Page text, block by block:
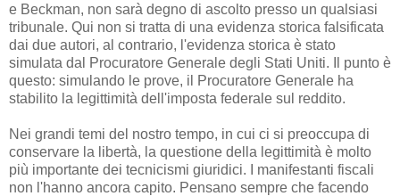
e Beckman, non sarà degno di ascolto presso un qualsiasi
tribunale. Qui non si tratta di una evidenza storica falsificata
dai due autori, al contrario, l'evidenza storica è stato
simulata dal Procuratore Generale degli Stati Uniti. Il punto è
questo: simulando le prove, il Procuratore Generale ha
stabilito la legittimità dell'imposta federale sul reddito.
Nei grandi temi del nostro tempo, in cui ci si preoccupa di
conservare la libertà, la questione della legittimità è molto
più importante dei tecnicismi giuridici. I manifestanti fiscali
non l'hanno ancora capito. Pensano sempre che facendo